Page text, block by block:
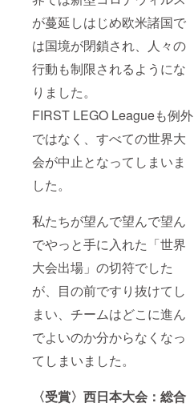
が蔓延しはじめ欧米諸国で
は国境が閉鎖され、人々の
行動も制限されるようにな
りました。
FIRST LEGO Leagueも例外
ではなく、すべての世界大
会が中止となってしまいま
した。
私たちが望んで望んで望ん
でやっと手に入れた「世界
大会出場」の切符でした
が、目の前ですり抜けてし
まい、チームはどこに進ん
でよいのか分からなくなっ
てしまいました。
〈受賞〉西日本大会：総合